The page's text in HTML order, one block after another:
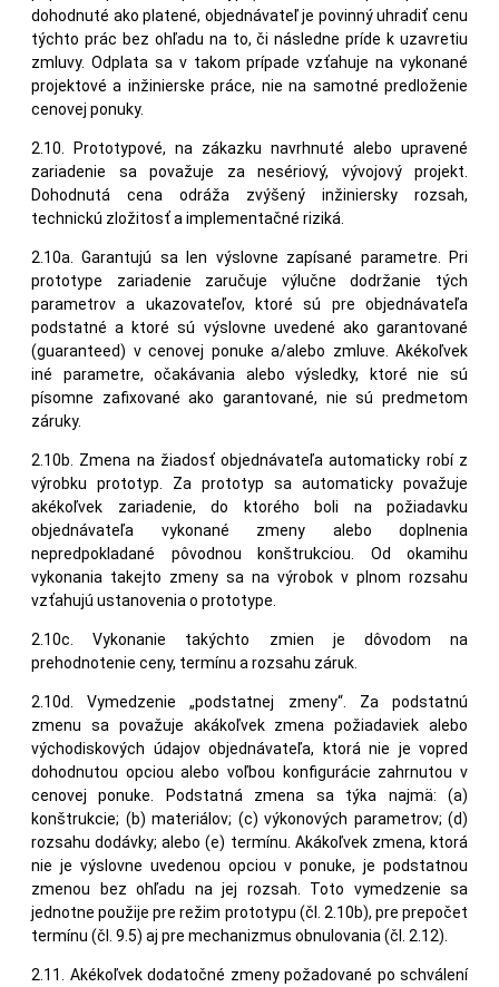
dohodnuté ako platené, objednávateľ je povinný uhradiť cenu
týchto prác bez ohľadu na to, či následne príde k uzavretiu
zmluvy. Odplata sa v takom prípade vzťahuje na vykonané
projektové a inžinierske práce, nie na samotné predloženie
cenovej ponuky.
2.10. Prototypové, na zákazku navrhnuté alebo upravené
zariadenie sa považuje za nesériový, vývojový projekt.
Dohodnutá cena odráža zvýšený inžiniersky rozsah,
technickú zložitosť a implementačné riziká.
2.10a. Garantujú sa len výslovne zapísané parametre. Pri
prototype zariadenie zaručuje výlučne dodržanie tých
parametrov a ukazovateľov, ktoré sú pre objednávateľa
podstatné a ktoré sú výslovne uvedené ako garantované
(guaranteed) v cenovej ponuke a/alebo zmluve. Akékoľvek
iné parametre, očakávania alebo výsledky, ktoré nie sú
písomne zafixované ako garantované, nie sú predmetom
záruky.
2.10b. Zmena na žiadosť objednávateľa automaticky robí z
výrobku prototyp. Za prototyp sa automaticky považuje
akékoľvek zariadenie, do ktorého boli na požiadavku
objednávateľa vykonané zmeny alebo doplnenia
nepredpokladané pôvodnou konštrukciou. Od okamihu
vykonania takejto zmeny sa na výrobok v plnom rozsahu
vzťahujú ustanovenia o prototype.
2.10c. Vykonanie takýchto zmien je dôvodom na
prehodnotenie ceny, termínu a rozsahu záruk.
2.10d. Vymedzenie „podstatnej zmeny“. Za podstatnú
zmenu sa považuje akákoľvek zmena požiadaviek alebo
východiskových údajov objednávateľa, ktorá nie je vopred
dohodnutou opciou alebo voľbou konfigurácie zahrnutou v
cenovej ponuke. Podstatná zmena sa týka najmä: (a)
konštrukcie; (b) materiálov; (c) výkonových parametrov; (d)
rozsahu dodávky; alebo (e) termínu. Akákoľvek zmena, ktorá
nie je výslovne uvedenou opciou v ponuke, je podstatnou
zmenou bez ohľadu na jej rozsah. Toto vymedzenie sa
jednotne použije pre režim prototypu (čl. 2.10b), pre prepočet
termínu (čl. 9.5) aj pre mechanizmus obnulovania (čl. 2.12).
2.11. Akékoľvek dodatočné zmeny požadované po schválení